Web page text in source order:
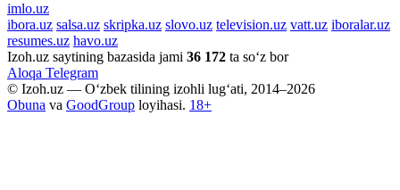
imlo.uz
ibora.uz salsa.uz skripka.uz slovo.uz television.uz vatt.uz iboralar.uz
resumes.uz havo.uz
Izoh.uz saytining bazasida jami 36 172 ta so‘z bor
Aloqa Telegram
© Izoh.uz — O‘zbek tilining izohli lug‘ati, 2014–2026
Obuna va GoodGroup loyihasi. 18+